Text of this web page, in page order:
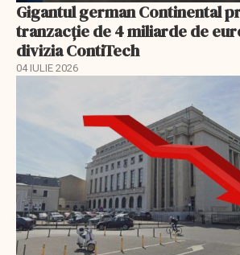
Gigantul german Continental
tranzacție de 4 miliarde de
divizia ContiTech
04 IULIE 2026